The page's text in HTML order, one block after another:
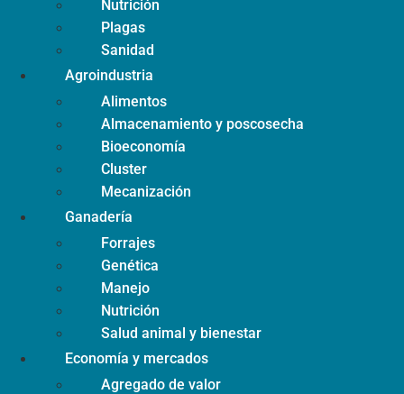
Nutrición
Plagas
Sanidad
Agroindustria
Alimentos
Almacenamiento y poscosecha
Bioeconomía
Cluster
Mecanización
Ganadería
Forrajes
Genética
Manejo
Nutrición
Salud animal y bienestar
Economía y mercados
Agregado de valor